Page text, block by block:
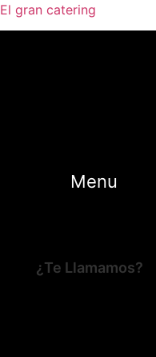
El gran catering
Menu
¿Te Llamamos?